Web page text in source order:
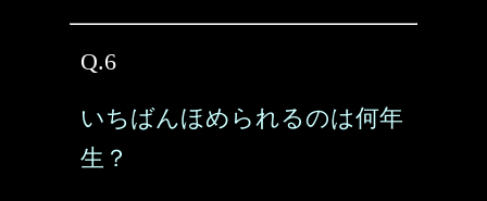
Q.6
いちばんほめられるのは何年
生？